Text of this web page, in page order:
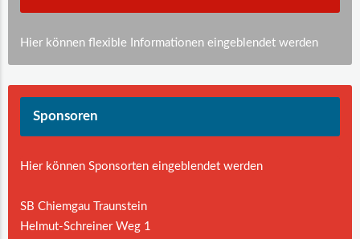
Hier können flexible Informationen eingeblendet werden
Sponsoren
Hier können Sponsorten eingeblendet werden
SB Chiemgau Traunstein
Helmut-Schreiner Weg 1